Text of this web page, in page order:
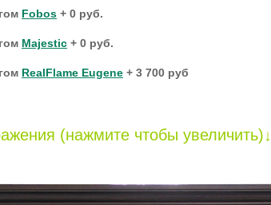
Fobos + 0 руб.
Majestic + 0 руб.
RealFlame Eugene + 3 700 руб
(нажмите чтобы увеличить)↓